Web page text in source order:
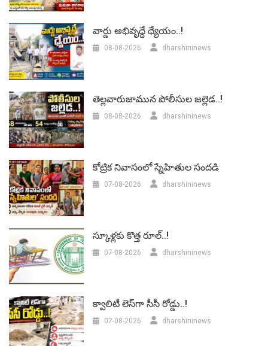
వార్డు అభివృద్ధే ధ్యేయం..!
08-08-2026 dharshininews
తెల్లవారుజామున పోలీసుల జల్లెడ..!
08-08-2026 dharshininews
కోట్రిక నివాసంలో స్నేహితుల సందడి
07-08-2026 dharshininews
స్కూళ్లకు కొత్త రూల్..!
07-08-2026 dharshininews
క్వాలిటీ లెస్‌గా సీసీ రోడ్డు..!
07-08-2026 dharshininews